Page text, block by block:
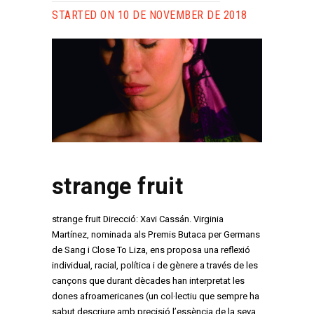
STARTED ON 10 DE NOVEMBER DE 2018
strange fruit
strange fruit Direcció: Xavi Cassán. Virginia
Martínez, nominada als Premis Butaca per Germans
de Sang i Close To Liza, ens proposa una reflexió
individual, racial, política i de gènere a través de les
cançons que durant dècades han interpretat les
dones afroamericanes (un col·lectiu que sempre ha
sabut descriure amb precisió l’essència de la seva